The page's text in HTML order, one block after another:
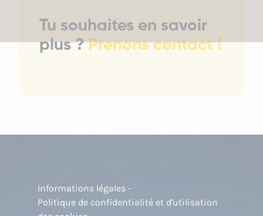
Tu souhaites en savoir
plus ?Prenons contact !
Informations légales
Politique de confidentialité et d'utilisation